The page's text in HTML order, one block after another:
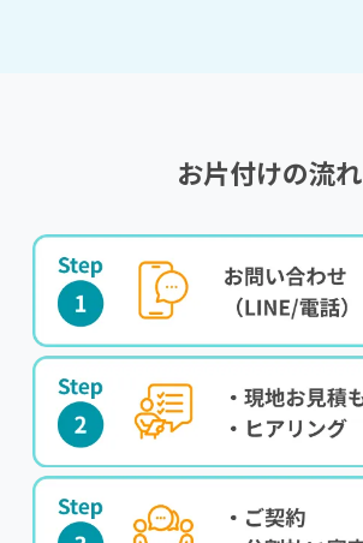
お片付けの流れ